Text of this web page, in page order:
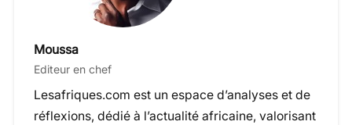
Moussa
Editeur en chef
Lesafriques.com est un espace d’analyses et de
réflexions, dédié à l’actualité africaine, valorisant